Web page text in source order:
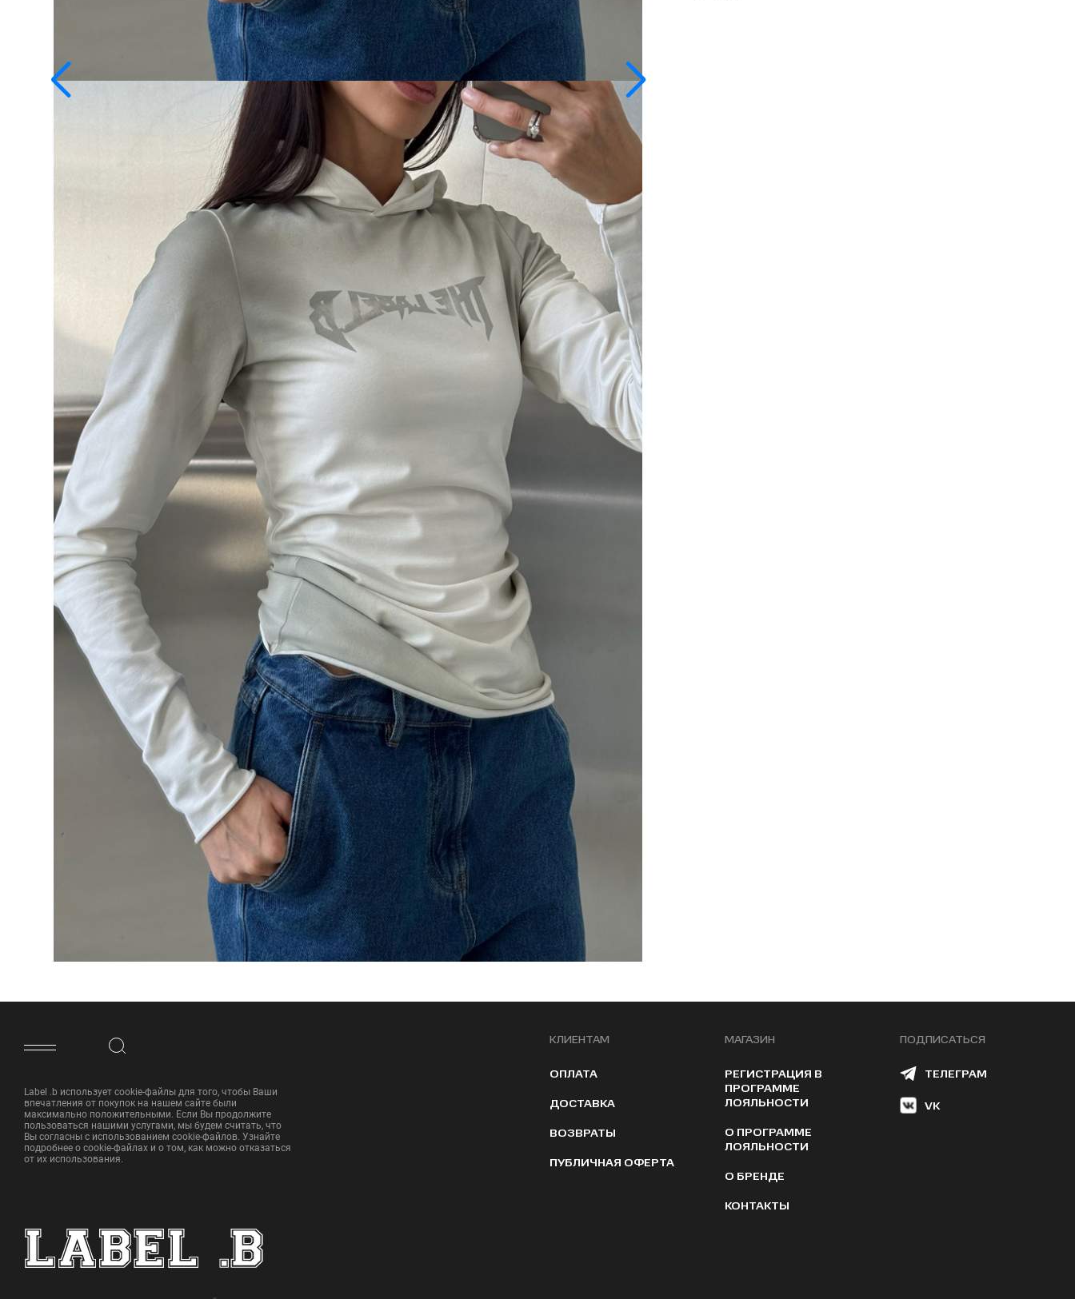
ФУТЕР САЙТА
Label .b использует cookie-файлы для того, чтобы Ваши
впечатления от покупок на нашем сайте были
максимально положительными. Если Вы продолжите
пользоваться нашими услугами, мы будем считать, что
Вы согласны с использованием cookie-файлов. Узнайте
подробнее о cookie-файлах и о том, как можно отказаться
от их использования.
КЛИЕНТАМ
ОПЛАТА
ДОСТАВКА
ВОЗВРАТЫ
ПУБЛИЧНАЯ ОФЕРТА
МАГАЗИН
РЕГИСТРАЦИЯ В
ПРОГРАММЕ
ЛОЯЛЬНОСТИ
О ПРОГРАММЕ
ЛОЯЛЬНОСТИ
О БРЕНДЕ
КОНТАКТЫ
ПОДПИСАТЬСЯ
ТЕЛЕГРАМ
VK